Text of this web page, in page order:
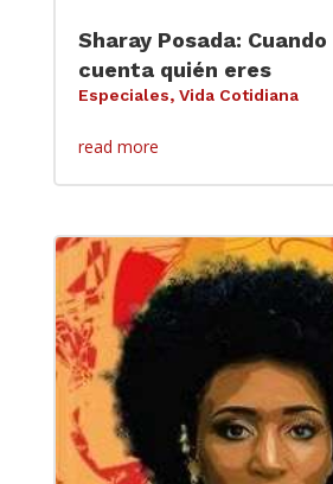
Sharay Posada:
cuenta quién eres
Especiales, Vida Cotidiana
read more